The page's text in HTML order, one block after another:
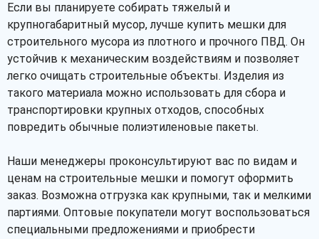
Если вы планируете собирать тяжелый и
крупногабаритный мусор, лучше купить мешки для
строительного мусора из плотного и прочного ПВД. Он
устойчив к механическим воздействиям и позволяет
легко очищать строительные объекты. Изделия из
такого материала можно использовать для сбора и
транспортировки крупных отходов, способных
повредить обычные полиэтиленовые пакеты.
Наши менеджеры проконсультируют вас по видам и
ценам на строительные мешки и помогут оформить
заказ. Возможна отгрузка как крупными, так и мелкими
партиями. Оптовые покупатели могут воспользоваться
специальными предложениями и приобрести